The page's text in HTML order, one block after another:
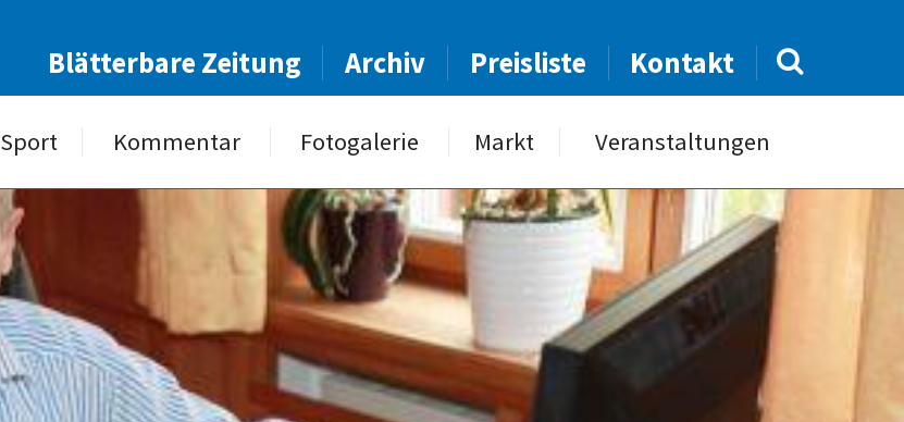
Blätterbare Zeitung Archiv Preisliste Kontakt
Sport Kommentar Fotogalerie Markt Veranstaltungen